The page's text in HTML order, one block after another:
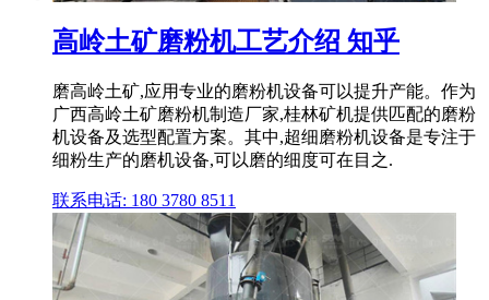
高岭土矿磨粉机工艺介绍 知乎
磨高岭土矿,应用专业的磨粉机设备可以提升产能。作为
广西高岭土矿磨粉机制造厂家,桂林矿机提供匹配的磨粉
机设备及选型配置方案。其中,超细磨粉机设备是专注于
细粉生产的磨机设备,可以磨的细度可在目之.
联系电话: 180 3780 8511